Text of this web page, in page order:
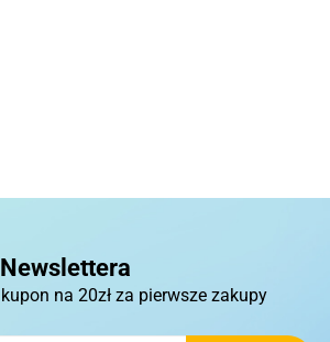
na 20zł za pierwsze zakupy